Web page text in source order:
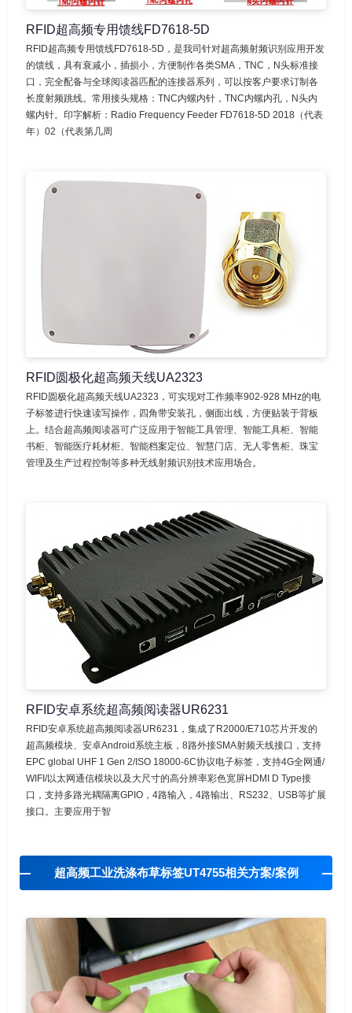
RFID超高频专用馈线FD7618-5D
RFID超高频专用馈线FD7618-5D，是我司针对超高频射频识别应用开发
的馈线，具有衰减小，插损小，方便制作各类SMA，TNC，N头标准接
口，完全配备与全球阅读器匹配的连接器系列，可以按客户要求订制各
长度射频跳线。常用接头规格：TNC内螺内针，TNC内螺内孔，N头内
螺内针。印字解析：Radio Frequency Feeder FD7618-5D 2018（代表
年）02（代表第几周
RFID圆极化超高频天线UA2323
RFID圆极化超高频天线UA2323，可实现对工作频率902-928 MHz的电
子标签进行快速读写操作，四角带安装孔，侧面出线，方便贴装于背板
上。结合超高频阅读器可广泛应用于智能工具管理、智能工具柜、智能
书柜、智能医疗耗材柜、智能档案定位、智慧门店、无人零售柜、珠宝
管理及生产过程控制等多种无线射频识别技术应用场合。
RFID安卓系统超高频阅读器UR6231
RFID安卓系统超高频阅读器UR6231，集成了R2000/E710芯片开发的
超高频模块、安卓Android系统主板，8路外接SMA射频天线接口，支持
EPC global UHF 1 Gen 2/ISO 18000-6C协议电子标签，支持4G全网通/
WIFI/以太网通信模块以及大尺寸的高分辨率彩色宽屏HDMI D Type接
口，支持多路光耦隔离GPIO，4路输入，4路输出、RS232、USB等扩展
接口。主要应用于智
超高频工业洗涤布草标签UT4755相关方案/案例